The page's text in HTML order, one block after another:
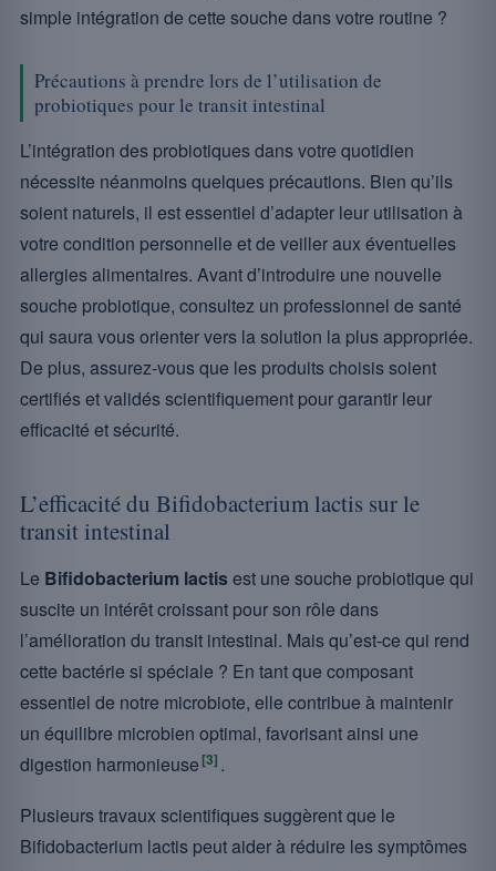
simple intégration de cette souche dans votre routine ?
Précautions à prendre lors de l’utilisation de
probiotiques pour le transit intestinal
L’intégration des probiotiques dans votre quotidien
nécessite néanmoins quelques précautions. Bien qu’ils
soient naturels, il est essentiel d’adapter leur utilisation à
votre condition personnelle et de veiller aux éventuelles
allergies alimentaires. Avant d’introduire une nouvelle
souche probiotique, consultez un professionnel de santé
qui saura vous orienter vers la solution la plus appropriée.
De plus, assurez-vous que les produits choisis soient
certifiés et validés scientifiquement pour garantir leur
efficacité et sécurité.
L’efficacité du Bifidobacterium lactis sur le
transit intestinal
Le Bifidobacterium lactisest une souche probiotique qui
suscite un intérêt croissant pour son rôle dans
l’amélioration du transit intestinal. Mais qu’est-ce qui rend
cette bactérie si spéciale ? En tant que composant
essentiel de notre microbiote, elle contribue à maintenir
un équilibre microbien optimal, favorisant ainsi une
digestion harmonieuse [3] .
Plusieurs travaux scientifiques suggèrent que le
Bifidobacterium lactis peut aider à réduire les symptômes